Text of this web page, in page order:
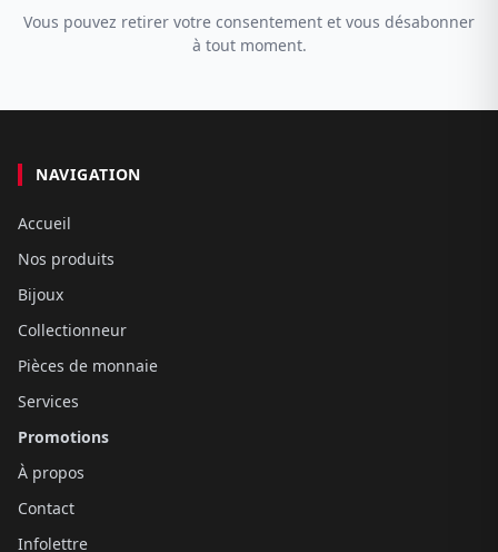
Vous pouvez retirer votre consentement et vous désabonner
à tout moment.
NAVIGATION
Accueil
Nos produits
Bijoux
Collectionneur
Pièces de monnaie
Services
Promotions
À propos
Contact
Infolettre